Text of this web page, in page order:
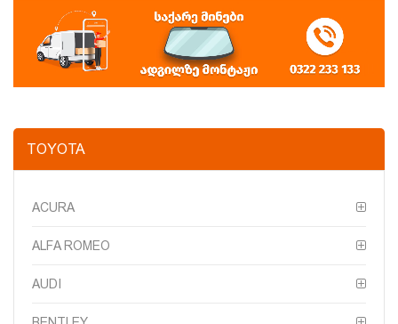
TOYOTA
ACURA
ALFA ROMEO
AUDI